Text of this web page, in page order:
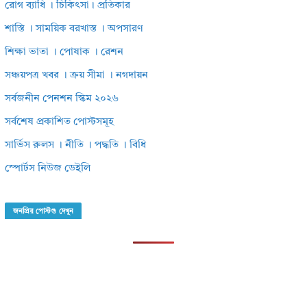
রোগ ব্যাধি । চিকিৎসা। প্রতিকার
শাস্তি । সাময়িক বরখাস্ত । অপসারণ
শিক্ষা ভাতা । পোষাক । রেশন
সঞ্চয়পত্র খবর । ক্রয় সীমা । নগদায়ন
সর্বজনীন পেনশন স্কিম ২০২৬
সর্বশেষ প্রকাশিত পোস্টসমূহ
সার্ভিস রুলস । নীতি । পদ্ধতি । বিধি
স্পোর্টস নিউজ ডেইলি
জনপ্রিয় পোস্টগু দেখুন